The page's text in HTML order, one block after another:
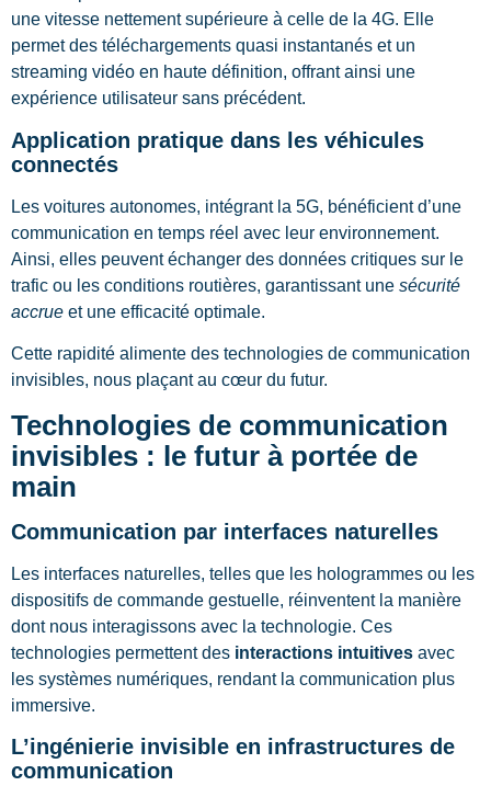
une vitesse nettement supérieure à celle de la 4G. Elle
permet des téléchargements quasi instantanés et un
streaming vidéo en haute définition, offrant ainsi une
expérience utilisateur sans précédent.
Application pratique dans les véhicules
connectés
Les voitures autonomes, intégrant la 5G, bénéficient d’une
communication en temps réel avec leur environnement.
Ainsi, elles peuvent échanger des données critiques sur le
trafic ou les conditions routières, garantissant une sécurité
accrue et une efficacité optimale.
Cette rapidité alimente des technologies de communication
invisibles, nous plaçant au cœur du futur.
Technologies de communication
invisibles : le futur à portée de
main
Communication par interfaces naturelles
Les interfaces naturelles, telles que les hologrammes ou les
dispositifs de commande gestuelle, réinventent la manière
dont nous interagissons avec la technologie. Ces
technologies permettent des interactions intuitives avec
les systèmes numériques, rendant la communication plus
immersive.
L’ingénierie invisible en infrastructures de
communication